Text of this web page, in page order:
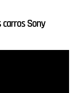
carros Sony